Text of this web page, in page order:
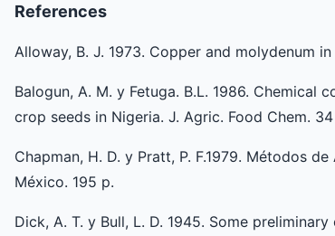
References
Alloway, B. J. 1973. Copper and molydenum
Balogun, A. M. y Fetuga. B.L. 1986.
crop seeds in Nigeria. J. Agric. Food Chem.
Chapman, H. D. y Pratt, P. F.1979. Métodos
México. 195 p.
Dick, A. T. y Bull, L. D. 1945. Some